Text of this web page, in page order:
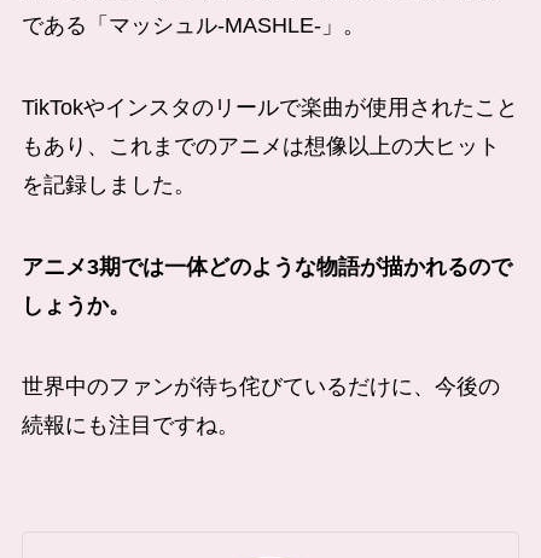
である「マッシュル-MASHLE-」。
TikTokやインスタのリールで楽曲が使用されたこと
もあり、これまでのアニメは想像以上の大ヒット
を記録しました。
アニメ3期では一体どのような物語が描かれるので
しょうか。
世界中のファンが待ち侘びているだけに、今後の
続報にも注目ですね。